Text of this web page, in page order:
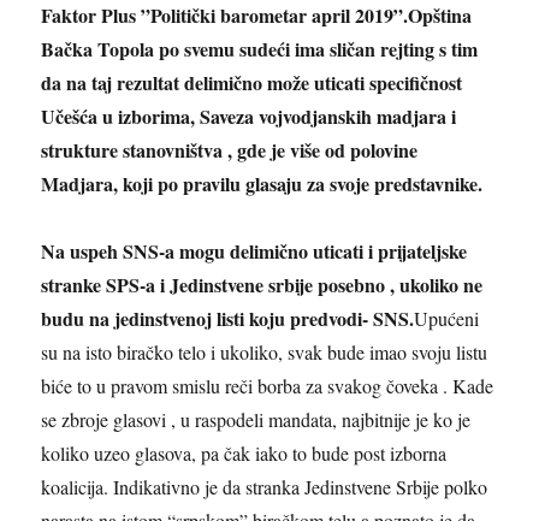
Faktor Plus ”Politički barometar april 2019”.Opština
Bačka Topola po svemu sudeći ima sličan rejting s tim
da na taj rezultat delimično može uticati specifičnost
Učešća u izborima, Saveza vojvodjanskih madjara i
strukture stanovništva , gde je više od polovine
Madjara, koji po pravilu glasaju za svoje predstavnike.
Na uspeh SNS-a mogu delimično uticati i prijateljske
stranke SPS-a i Jedinstvene srbije posebno , ukoliko ne
budu na jedinstvenoj listi koju predvodi- SNS.Upućeni
su na isto biračko telo i ukoliko, svak bude imao svoju listu
biće to u pravom smislu reči borba za svakog čoveka . Kade
se zbroje glasovi , u raspodeli mandata, najbitnije je ko je
koliko uzeo glasova, pa čak iako to bude post izborna
koalicija. Indikativno je da stranka Jedinstvene Srbije polko